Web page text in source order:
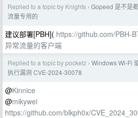
Replied to a topic by Knights › Gopeed 是不是
流量专用的
建议部署[PBH]( https://github.com/PBH-
异常流量的客户端
Replied to a topic by pocketz › Windows Wi-Fi
执行漏洞 CVE-2024-30078
@Kinnice
@mikywei
https://github.com/blkph0x/